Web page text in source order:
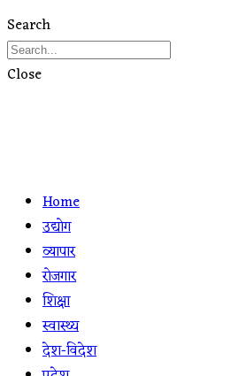
Search
Close
Home
उद्योग
व्यापार
रोजगार
शिक्षा
स्वास्थ्य
देश-विदेश